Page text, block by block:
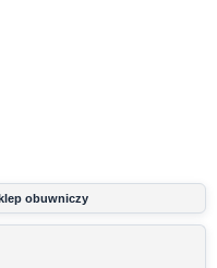
obuwniczy